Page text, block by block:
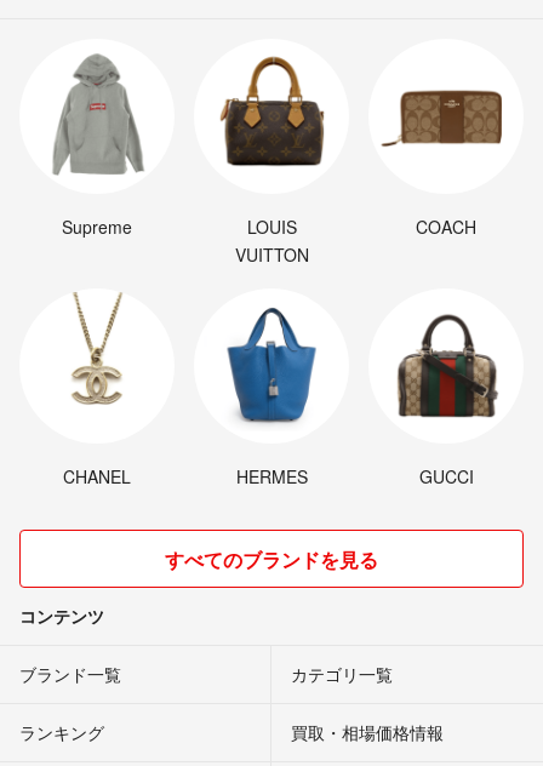
Supreme
LOUIS
VUITTON
COACH
CHANEL HERMES GUCCI
すべてのブランドを見る
コンテンツ
ブランド一覧 カテゴリ一覧
ランキング 買取・相場価格情報